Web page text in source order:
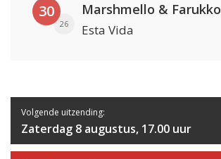
30
26
Marshmello & Farukko
Esta Vida
Volgende uitzending:
Zaterdag 8 augustus, 17.00 uur